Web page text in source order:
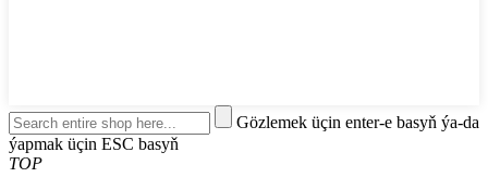
Gözlemek üçin enter-e basyň ýa-da
ýapmak üçin ESC basyň
TOP